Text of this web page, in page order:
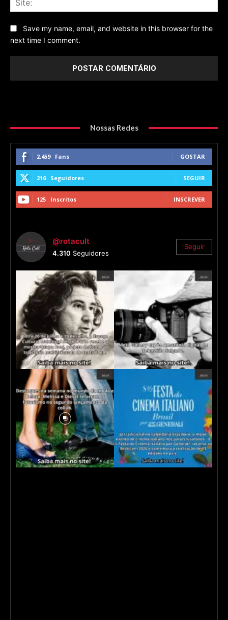
Save my name, email, and website in this browser for the
next time I comment.
Nossas Redes
2,459 Fans GOSTAR
216 Seguidores SEGUIR
125 Inscritos INSCREVER
@rotacult
4.310 Seguidores
Seguir